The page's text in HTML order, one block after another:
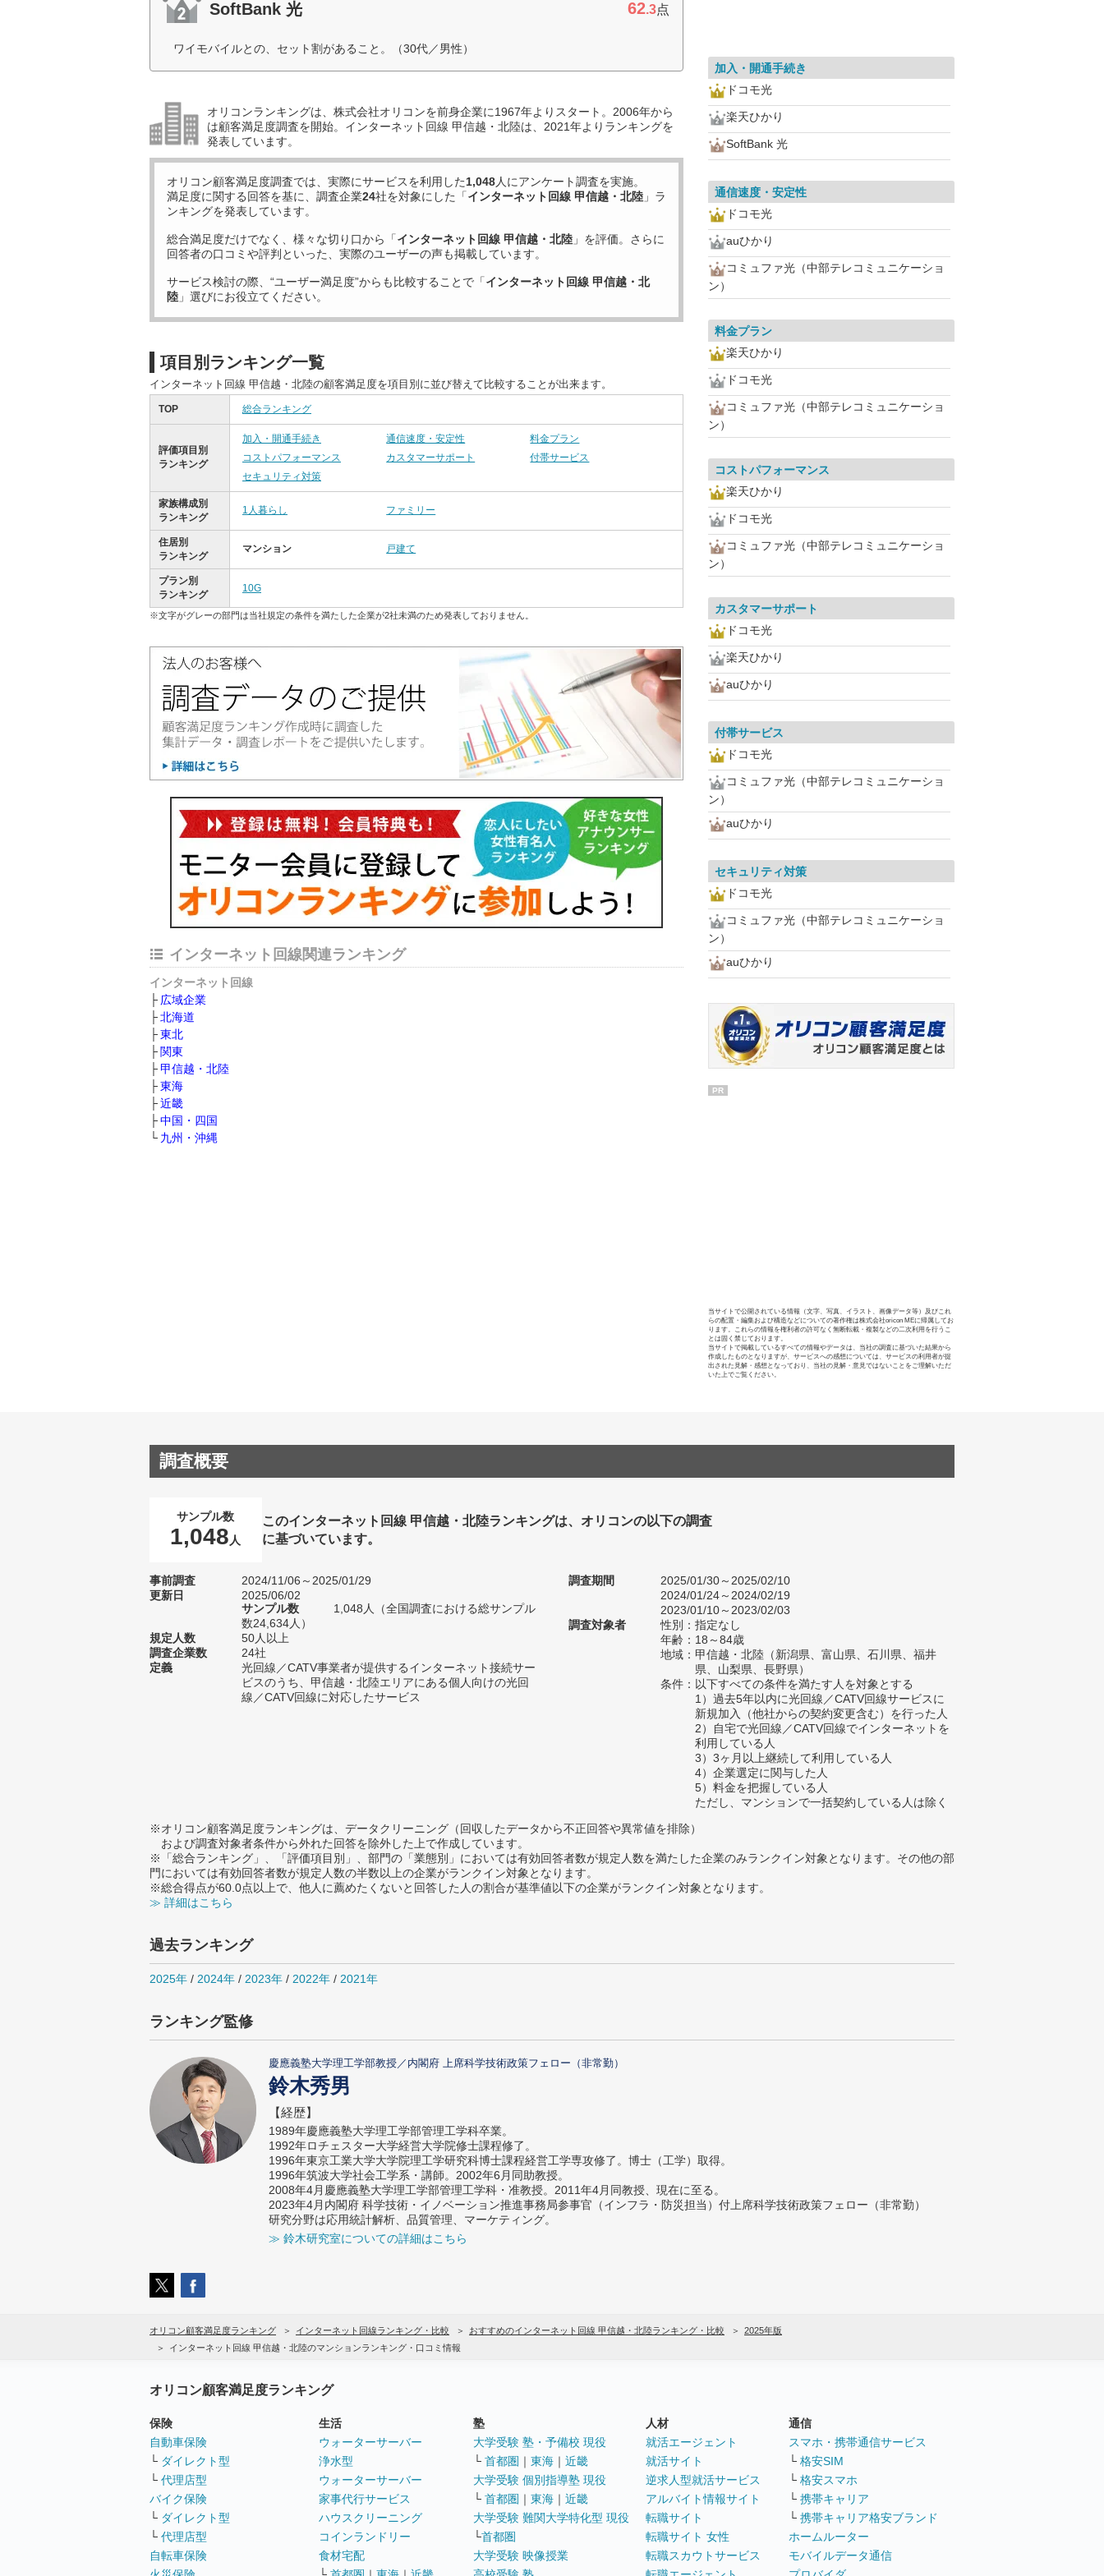
SoftBank 光 62.3点
ワイモバイルとの、セット割があること。（30代／男性）
オリコンランキングは、株式会社オリコンを前身企業に1967年よりスタート。2006年から
は顧客満足度調査を開始。インターネット回線 甲信越・北陸は、2021年よりランキングを
発表しています。
オリコン顧客満足度調査では、実際にサービスを利用した1,048人にアンケート調査を実施。
満足度に関する回答を基に、調査企業24社を対象にした「インターネット回線 甲信越・北陸 」ラ
ンキングを発表しています。
総合満足度だけでなく、様々な切り口から「インターネット回線 甲信越・北陸 」を評価。さらに
回答者の口コミや評判といった、実際のユーザーの声も掲載しています。
サービス検討の際、“ユーザー満足度”からも比較することで「インターネット回線 甲信越・北
陸 」選びにお役立てください。
項目別ランキング一覧
インターネット回線 甲信越・北陸の顧客満足度を項目別に並び替えて比較することが出来ます。
TOP 総合ランキング
評価項目別
ランキング
加入・開通手続き 通信速度・安定性
料金プラン
コストパフォーマンス
カスタマーサポート
付帯サービス
セキュリティ対策
家族構成別
ランキング
1人暮らし ファミリー
住居別
ランキング
マンション 戸建て
プラン別
ランキング
10G
※文字がグレーの部門は当社規定の条件を満たした企業が2社未満のため発表しておりません。
インターネット回線関連ランキング
インターネット回線
広域企業
北海道
東北
関東
甲信越・北陸
東海
近畿
中国・四国
九州・沖縄
加入・開通手続き
ドコモ光
楽天ひかり
SoftBank 光
通信速度・安定性
ドコモ光
auひかり
コミュファ光（中部テレコミュニケーショ
ン）
料金プラン
楽天ひかり
ドコモ光
コミュファ光（中部テレコミュニケーショ
ン）
コストパフォーマンス
楽天ひかり
ドコモ光
コミュファ光（中部テレコミュニケーショ
ン）
カスタマーサポート
ドコモ光
楽天ひかり
auひかり
付帯サービス
ドコモ光
コミュファ光（中部テレコミュニケーショ
ン）
auひかり
セキュリティ対策
ドコモ光
コミュファ光（中部テレコミュニケーショ
ン）
auひかり
PR
当サイトで公開されている情報（文字、写真、イラスト、画像データ等）及びこれ
らの配置・編集および構造などについての著作権は株式会社oricon MEに帰属してお
ります。これらの情報を権利者の許可なく無断転載・複製などの二次利用を行うこ
とは固く禁じております。
当サイトで掲載しているすべての情報やデータは、当社の調査に基づいた結果から
作成したものとなりますが、サービスへの感想については、サービスの利用者が提
出された見解・感想となっており、当社の見解・意見ではないことをご理解いただ
いた上でご覧ください。
調査概要
サンプル数
1,048 人
このインターネット回線 甲信越・北陸ランキングは、オリコンの以下の調査
に基づいています。
事前調査
2024/11/06～2025/01/29
更新日
2025/06/02
サンプル数
1,048人（全国調査における総サンプル
数24,634人）
規定人数
50人以上
調査企業数
24社
定義
光回線／CATV事業者が提供するインターネット接続サー
ビスのうち、甲信越・北陸エリアにある個人向けの光回
線／CATV回線に対応したサービス
調査期間
2025/01/30～2025/02/10
2024/01/24～2024/02/19
2023/01/10～2023/02/03
調査対象者
性別：指定なし
年齢：18～84歳
地域：甲信越・北陸（新潟県、富山県、石川県、福井
県、山梨県、長野県）
条件：以下すべての条件を満たす人を対象とする
1）過去5年以内に光回線／CATV回線サービスに
新規加入（他社からの契約変更含む）を行った人
2）自宅で光回線／CATV回線でインターネットを
利用している人
3）3ヶ月以上継続して利用している人
4）企業選定に関与した人
5）料金を把握している人
ただし、マンションで一括契約している人は除く
※オリコン顧客満足度ランキングは、データクリーニング（回収したデータから不正回答や異常値を排除）
および調査対象者条件から外れた回答を除外した上で作成しています。
※「総合ランキング」、「評価項目別」、部門の「業態別」においては有効回答者数が規定人数を満たした企業のみランクイン対象となります。その他の部
門においては有効回答者数が規定人数の半数以上の企業がランクイン対象となります。
※総合得点が60.0点以上で、他人に薦めたくないと回答した人の割合が基準値以下の企業がランクイン対象となります。
≫ 詳細はこちら
過去ランキング
2025年 / 2024年 / 2023年 / 2022年 / 2021年
ランキング監修
慶應義塾大学理工学部教授／内閣府 上席科学技術政策フェロー（非常勤）
鈴木秀男
【経歴】
1989年慶應義塾大学理工学部管理工学科卒業。
1992年ロチェスター大学経営大学院修士課程修了。
1996年東京工業大学大学院理工学研究科博士課程経営工学専攻修了。博士（工学）取得。
1996年筑波大学社会工学系・講師。2002年6月同助教授。
2008年4月慶應義塾大学理工学部管理工学科・准教授。2011年4月同教授、現在に至る。
2023年4月内閣府 科学技術・イノベーション推進事務局参事官（インフラ・防災担当）付上席科学技術政策フェロー（非常勤）
研究分野は応用統計解析、品質管理、マーケティング。
≫ 鈴木研究室についての詳細はこちら
オリコン顧客満足度ランキング インターネット回線ランキング・比較 おすすめのインターネット回線 甲信越・北陸ランキング・比較
2025年版
インターネット回線 甲信越・北陸のマンションランキング・口コミ情報
オリコン顧客満足度ランキング
保険
自動車保険
└ ダイレクト型
└ 代理店型
バイク保険
└ ダイレクト型
└ 代理店型
自転車保険
生活
ウォーターサーバー
浄水型
ウォーターサーバー
家事代行サービス
ハウスクリーニング
コインランドリー
食材宅配
塾
大学受験 塾・予備校 現役
└ 首都圏 ｜ 東海 ｜ 近畿
大学受験 個別指導塾 現役
└ 首都圏 ｜ 東海 ｜ 近畿
大学受験 難関大学特化型 現役
└首都圏
大学受験 映像授業
人材
就活エージェント
就活サイト
逆求人型就活サービス
アルバイト情報サイト
転職サイト
転職サイト 女性
転職スカウトサービス
通信
スマホ・携帯通信サービス
└ 格安SIM
└ 格安スマホ
└ 携帯キャリア
└ 携帯キャリア格安ブランド
ホームルーター
モバイルデータ通信